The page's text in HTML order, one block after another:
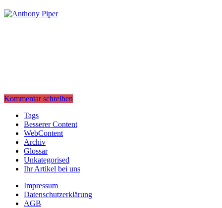
Kommentar schreiben
Tags
Besserer Content
WebContent
Archiv
Glossar
Unkategorised
Ihr Artikel bei uns
Impressum
Datenschutzerklärung
AGB